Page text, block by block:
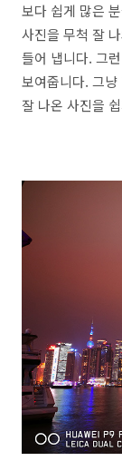
보다 쉽게 많은
사진을 무척 잘
들어 냅니다. 그
보여줍니다. 그
잘 나온 사진을